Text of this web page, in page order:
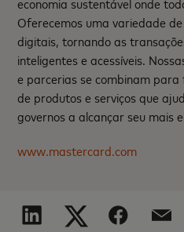
Oferecemos uma variedade
digitais, tornando as
inteligentes e acessíveis.
e parcerias se combinam
de produtos e serviços que
governos a alcançar seu mais
www.mastercard.com